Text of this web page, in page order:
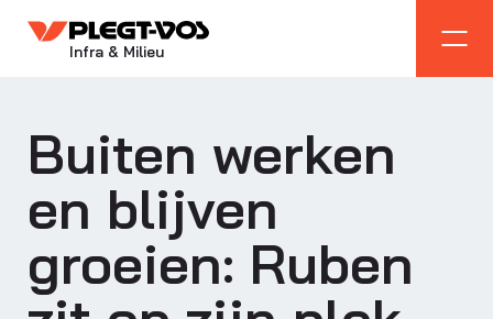
Infra & Milieu
Buiten werken
en blijven
groeien: Ruben